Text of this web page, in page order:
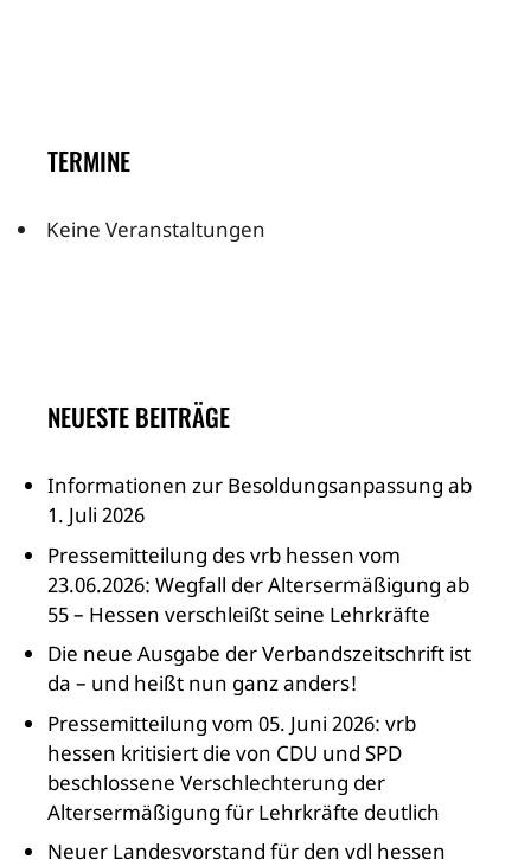
TERMINE
Keine Veranstaltungen
NEUESTE BEITRÄGE
Informationen zur Besoldungsanpassung ab
1. Juli 2026
Pressemitteilung des vrb hessen vom
23.06.2026: Wegfall der Altersermäßigung ab
55 – Hessen verschleißt seine Lehrkräfte
Die neue Ausgabe der Verbandszeitschrift ist
da – und heißt nun ganz anders!
Pressemitteilung vom 05. Juni 2026: vrb
hessen kritisiert die von CDU und SPD
beschlossene Verschlechterung der
Altersermäßigung für Lehrkräfte deutlich
Neuer Landesvorstand für den vdl hessen